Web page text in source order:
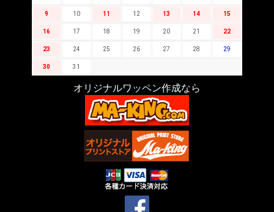
9 10 11 12 13 14 15
16 17 18 19 20 21 22
23 24 25 26 27 28 29
30 31
オリジナルワッペン作成なら